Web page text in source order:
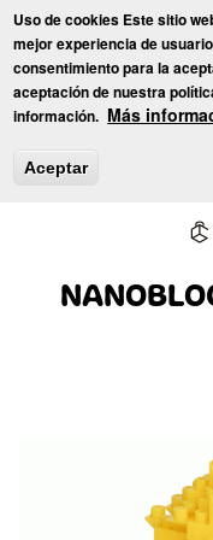
Uso de cookies Este sitio
mejor experiencia de
consentimiento para la
aceptación de nuestra
información. Más
Aceptar
Pasar
contenido
principal
Inicio »Juguetes»
UZUMAKI